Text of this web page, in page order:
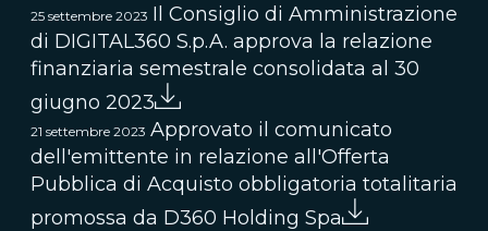
25 settembre 2023 Il Consiglio di Amministrazione
di DIGITAL360 S.p.A. approva la relazione
finanziaria semestrale consolidata al 30
giugno 2023
21 settembre 2023 Approvato il comunicato
dell'emittente in relazione all'Offerta
Pubblica di Acquisto obbligatoria totalitaria
promossa da D360 Holding Spa